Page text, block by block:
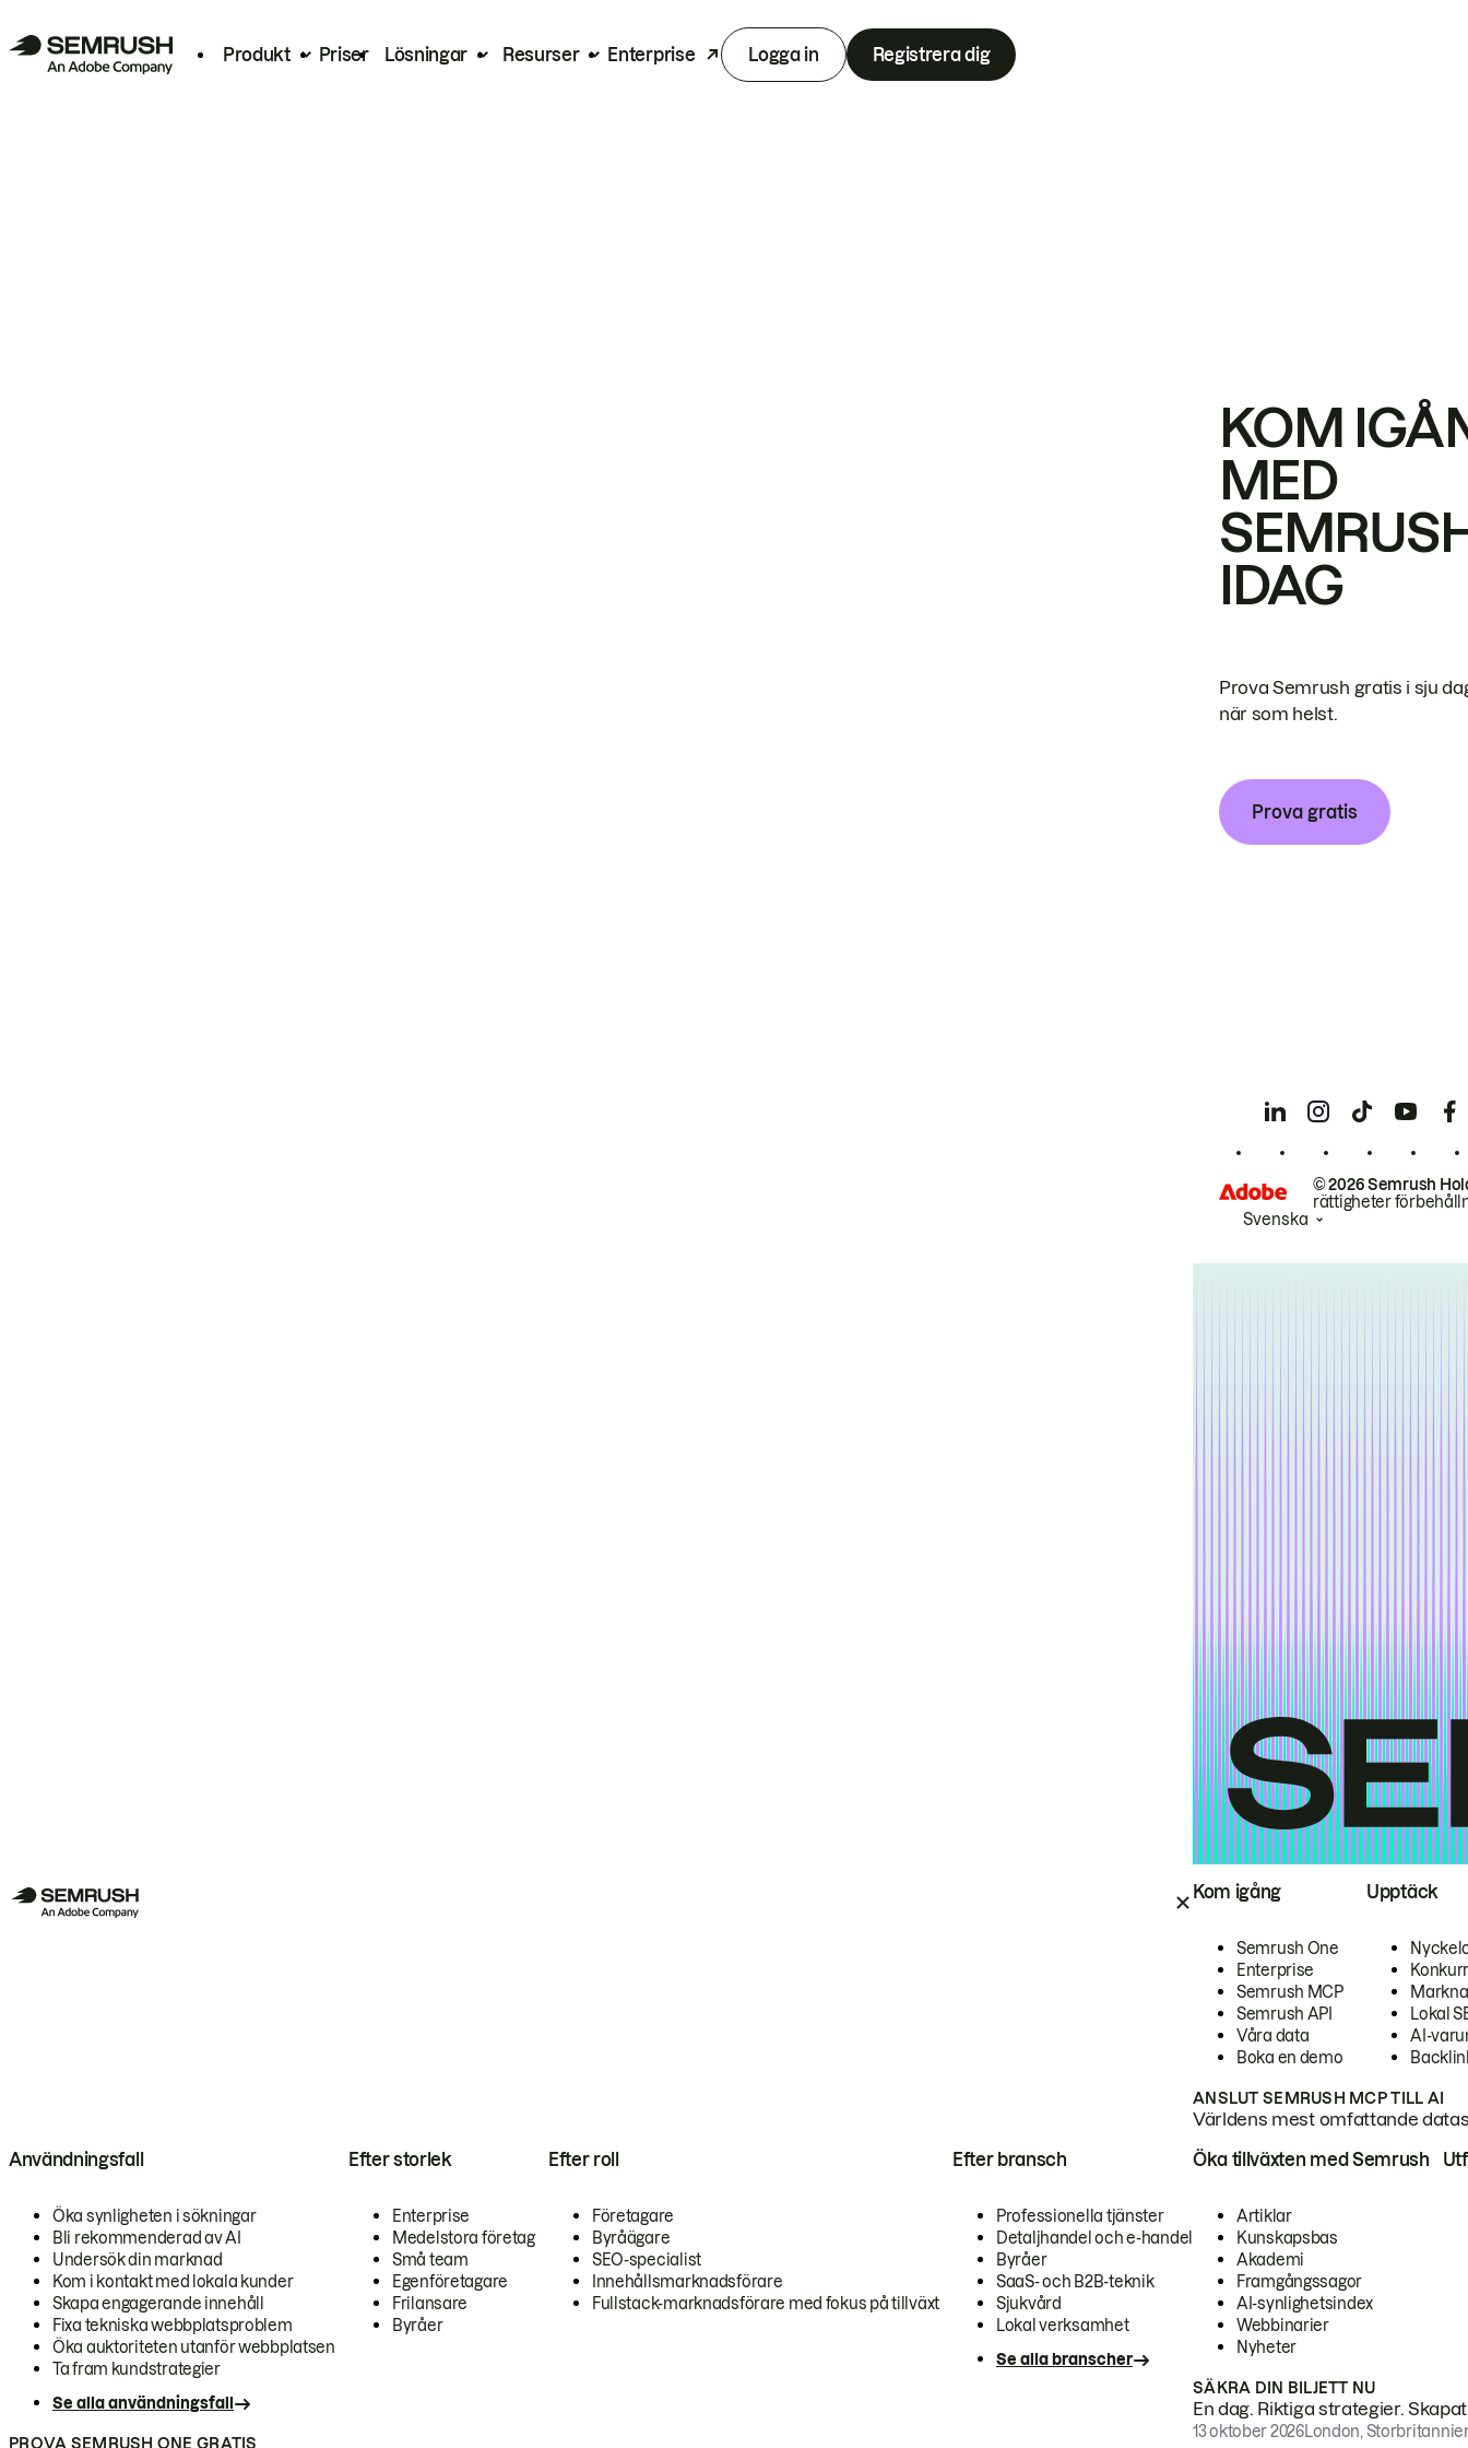
Produkt Priser Lösningar Resurser Enterprise Logga in Registrera dig
Kom igång
Semrush One
Enterprise
Semrush MCP
Semrush API
Våra data
Boka en demo
Upptäck
Lokal
AI-
ANSLUT SEMRUSH MCP TILL AI
Världens mest omfattande
Användningsfall
Öka synligheten i sökningar
Bli rekommenderad av AI
Undersök din marknad
Kom i kontakt med lokala kunder
Skapa engagerande innehåll
Fixa tekniska webbplatsproblem
Öka auktoriteten utanför webbplatsen
Ta fram kundstrategier
Se alla användningsfall
Efter storlek
Enterprise
Medelstora företag
Små team
Egenföretagare
Frilansare
Byråer
Efter roll
Företagare
Byråägare
SEO-specialist
Innehållsmarknadsförare
Fullstack-marknadsförare med fokus på tillväxt
Efter bransch
Professionella tjänster
Detaljhandel och e-handel
Byråer
SaaS- och B2B-teknik
Sjukvård
Lokal verksamhet
Se alla branscher
PROVA SEMRUSH ONE GRATIS
Öka tillväxten med Semrush
Artiklar
Kunskapsbas
Akademi
Framgångssagor
AI-synlighetsindex
Webbinarier
Nyheter
SÄKRA DIN BILJETT NU
En dag. Riktiga strategier.
13 oktober 2026London,
KOM
MED
IDAG
Prova Semrush gratis i sju
när som helst.
Prova gratis
© 2026 Semrush
rättigheter
Svenska